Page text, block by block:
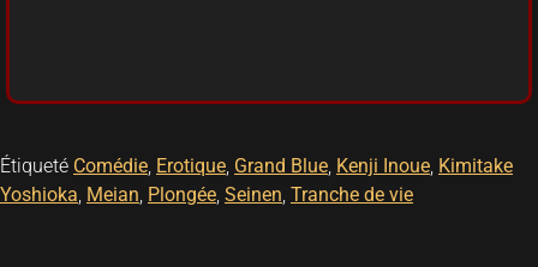
Étiqueté Comédie, Erotique, Grand Blue, Kenji Inoue, Kimitake
Yoshioka, Meian, Plongée, Seinen, Tranche de vie